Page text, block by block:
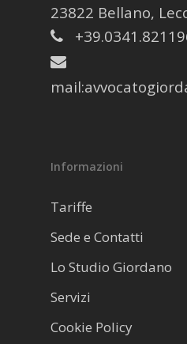
23822 Bellano,
mail:
Informazioni
Tariffe
Sede e Contatti
Lo Studio Giordano
Servizi
Cookie Policy